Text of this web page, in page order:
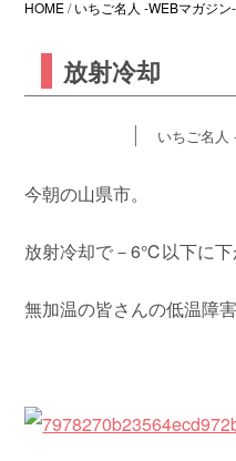
HOME/いちご名人 -WEBマガジン-
放射冷却
いちご名人
今朝の山県市。
放射冷却で－6℃以下に下
無加温の皆さんの低温障